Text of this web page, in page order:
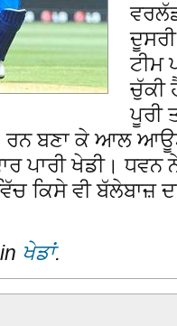
ਟੀਮ
ਚੁੱਕੀ
ਪੂਰੀ
ਰਨ ਬਣਾ ਕੇ ਆਲ
ਪਾਰੀ ਖੇਡੀ।
ਕਿਸੇ ਵੀ ਬੱਲੇਬਾਜ਼
ਖੇਡਾਂ.